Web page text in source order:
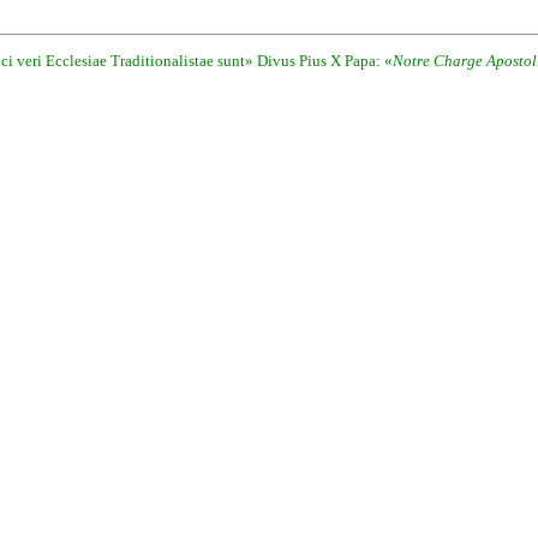
veri Ecclesiae Traditionalistae sunt» Divus Pius X Papa: «Notre Charge